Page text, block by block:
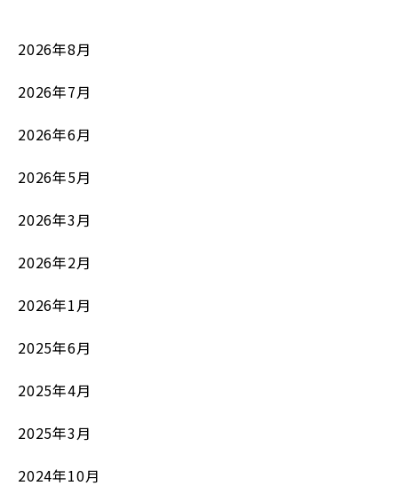
2026年8月
2026年7月
2026年6月
2026年5月
2026年3月
2026年2月
2026年1月
2025年6月
2025年4月
2025年3月
2024年10月